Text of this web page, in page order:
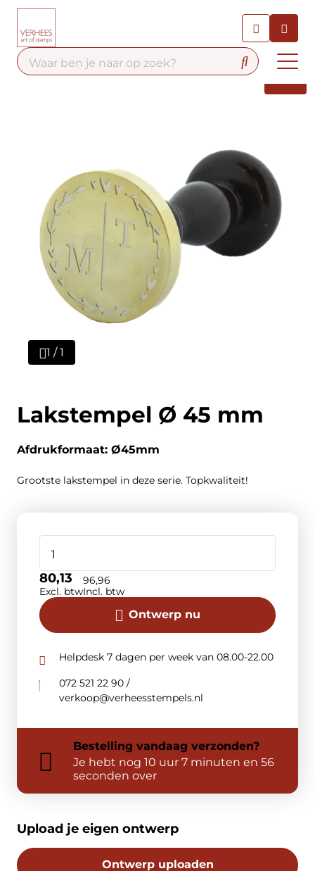
Contact
1 / 1
Lakstempel Ø 45 mm
Afdrukformaat: Ø45mm
Grootste lakstempel in deze serie. Topkwaliteit!
Ontwerp nu
80,13
Excl. btw
96,96
Incl. btw
Helpdesk 7 dagen per week van 08.00-22.00
072 521 22 90 /
verkoop@verheesstempels.nl
Bestelling vandaag verzonden?
Je hebt nog 10 uur 7 minuten en 56
seconden over
Upload je eigen ontwerp
Ontwerp uploaden